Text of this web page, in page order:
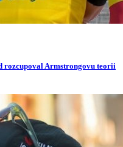
rozcupoval Armstrongovu teorii